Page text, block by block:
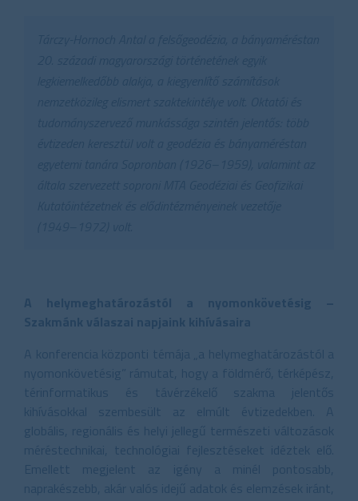
A helymeghatározástól a nyomonkövetésig –
Szakmánk válaszai napjaink kihívásaira
A konferencia központi témája „a helymeghatározástól a
nyomonkövetésig” rámutat, hogy a földmérő, térképész,
térinformatikus és távérzékelő szakma jelentős
kihívásokkal szembesült az elmúlt évtizedekben. A
globális, regionális és helyi jellegű természeti változások
méréstechnikai, technológiai fejlesztéseket idéztek elő.
Emellett megjelent az igény a minél pontosabb,
naprakészebb, akár valós idejű adatok és elemzések iránt,